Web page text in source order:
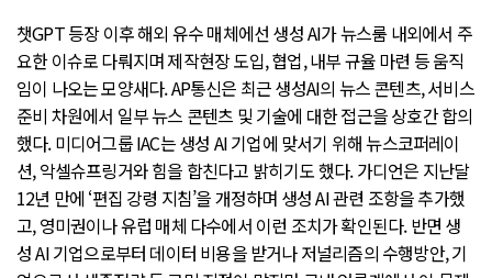
챗GPT 등장 이후 해외 유수 매체에선 생성 AI가 뉴스룸 내외에서 주
요한 이슈로 다뤄지며 제작현장 도입, 협업, 내부 규율 마련 등 움직
임이 나오는 모양새다. AP통신은 최근 생성AI의 뉴스 콘텐츠, 서비스
준비 차원에서 일부 뉴스 콘텐츠 및 기술에 대한 접근을 상호간 합의
했다. 미디어그룹 IAC는 생성 AI 기업에 맞서기 위해 뉴스코퍼레이
션, 악셀슈프링거와 힘을 합친다고 밝히기도 했다. 가디언은 지난달
12년 만에 ‘편집 강령 지침’을 개정하며 생성 AI 관련 조항을 추가했
고, 영미권이나 유럽 매체 다수에서 이런 조치가 확인된다. 반면 생
성 AI 기업으로부터 데이터 비용을 받거나 저널리즘의 수행방안, 기